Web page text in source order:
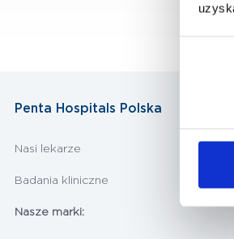
Penta Hospitals Polska
Nasi lekarze
Badania kliniczne
Nasze marki: